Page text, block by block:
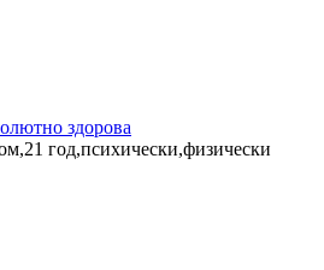
здорова
год,психически,физически